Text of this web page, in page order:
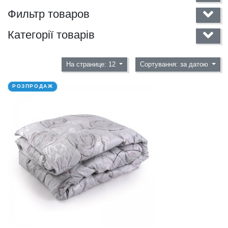
Фильтр товаров
Категорії товарів
На странице: 12 Сортування: за датою
РОЗПРОДАЖ